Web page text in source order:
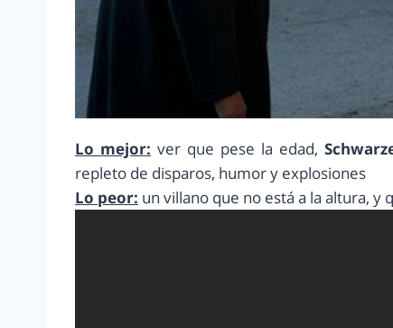
Lo mejor: ver que pese la edad,
repleto de disparos, humor y explosiones
Lo peor: un villano que no está a la altura,